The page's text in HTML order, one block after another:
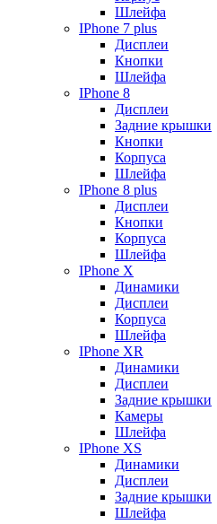
Шлейфа
IPhone 7 plus
Дисплеи
Кнопки
Шлейфа
IPhone 8
Дисплеи
Задние крышки
Кнопки
Корпуса
Шлейфа
IPhone 8 plus
Дисплеи
Кнопки
Корпуса
Шлейфа
IPhone X
Динамики
Дисплеи
Корпуса
Шлейфа
IPhone XR
Динамики
Дисплеи
Задние крышки
Камеры
Шлейфа
IPhone XS
Динамики
Дисплеи
Задние крышки
Шлейфа